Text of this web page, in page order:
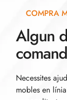
COMPRA
Algun
Necessites
mobles en